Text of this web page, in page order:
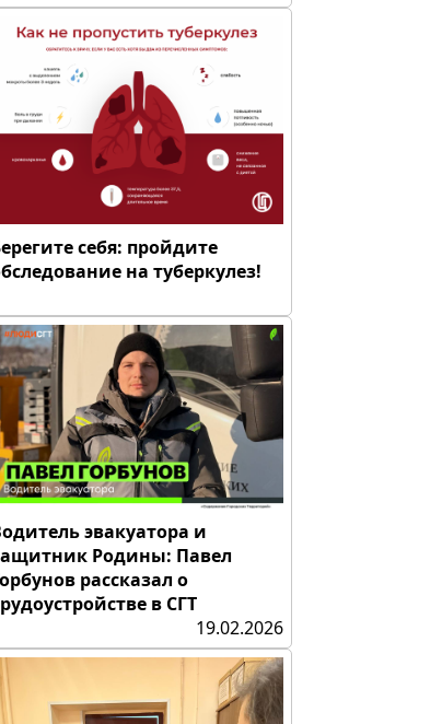
себя: пройдите
на туберкулез!
эвакуатора и
Родины: Павел
рассказал о
в СГТ
19.02.2026